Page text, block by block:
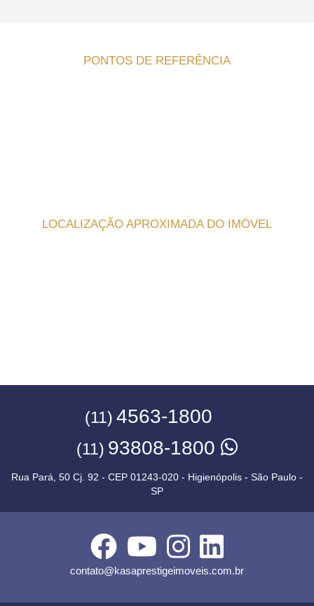
PONTOS DE REFERÊNCIA
LOCALIZAÇÃO APROXIMADA DO IMÓVEL
(11) 4563-1800
(11) 93808-1800
Rua Pará, 50 Cj. 92 - CEP 01243-020 - Higienópolis - São Paulo -
SP
contato@kasaprestigeimoveis.com.br